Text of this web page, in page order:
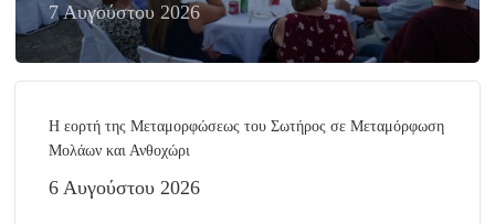
7 Αυγούστου 2026
Η εορτή της Μεταμορφώσεως του Σωτήρος σε Μεταμόρφωση
Μολάων και Ανθοχώρι
6 Αυγούστου 2026